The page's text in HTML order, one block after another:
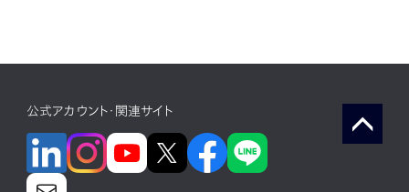
公式アカウント・関連サイト